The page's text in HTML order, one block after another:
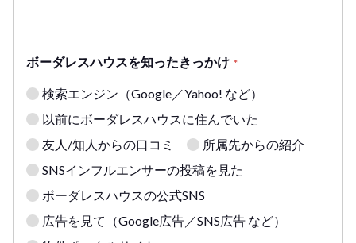
ボーダレスハウスを知ったきっかけ *
検索エンジン（Google／Yahoo! など）
以前にボーダレスハウスに住んでいた
友人/知人からの口コミ
所属先からの紹介
SNSインフルエンサーの投稿を見た
ボーダレスハウスの公式SNS
広告を見て（Google広告／SNS広告 など）